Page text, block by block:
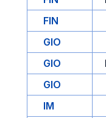
FIN
GIO
GIO
GIO
IM